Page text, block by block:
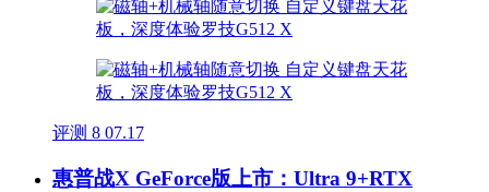
评测 8 07.17
惠普战X GeForce版上市：Ultra 9+RTX